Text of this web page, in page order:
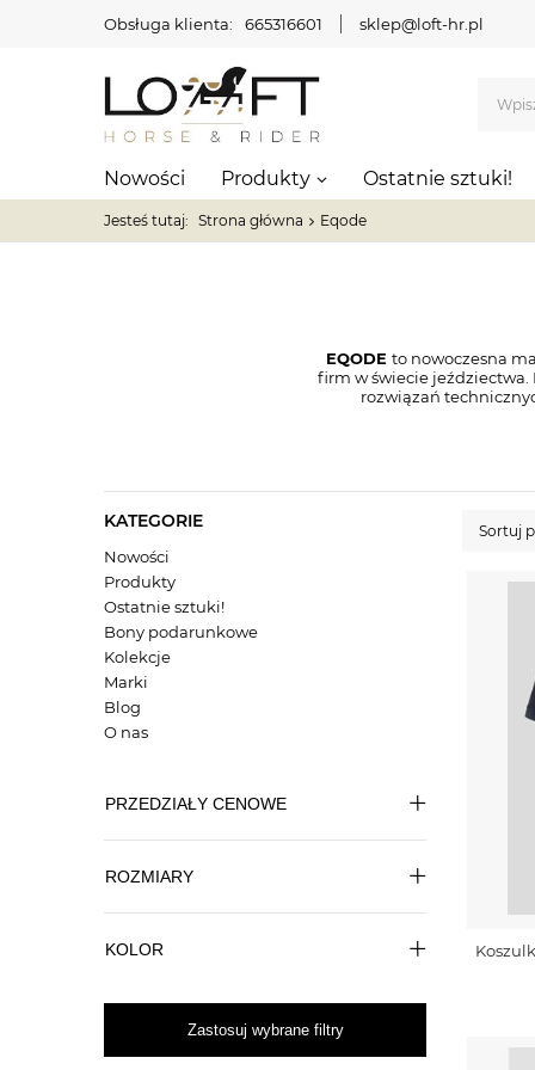
Obsługa klienta: 665316601 sklep@loft-hr.pl
Nowości Produkty Ostatnie sztuki!
Jesteś tutaj: Strona główna Eqode
EQODE to nowoczesna
firm w świecie jeździectwa.
rozwiązań
KATEGORIE
Nowości
Produkty
Ostatnie sztuki!
Bony podarunkowe
Kolekcje
Marki
Blog
O nas
PRZEDZIAŁY CENOWE
ROZMIARY
KOLOR
Zastosuj wybrane filtry
Sortuj